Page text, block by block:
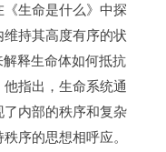
《生命是什么》中探
持其高度有序的状
释生命体如何抵抗
指出，生命系统通
内部的秩序和复杂
序的思想相呼应。